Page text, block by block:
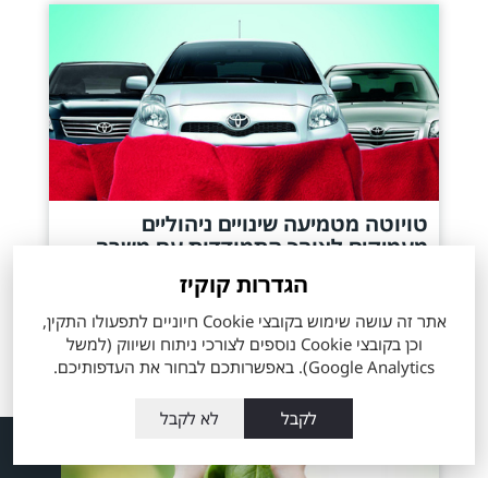
טויוטה מטמיעה שינויים ניהוליים
מעמיקים לצורך התמודדות עם משבר
כעת, מתחילה טויוטה להטמיע שינויים ניהוליים
מעמיקים במטרה להתמודד כראוי עם משבר הקורונה
העולמי, המאיים להחריב חברות, תחומים וענפים
הגדרות קוקיז
אתר זה עושה שימוש בקובצי Cookie חיוניים לתפעולו התקין,
וכן בקובצי Cookie נוספים לצורכי ניתוח ושיווק (למשל
Google Analytics). באפשרותכם לבחור את העדפותיכם.
לקבל לא לקבל